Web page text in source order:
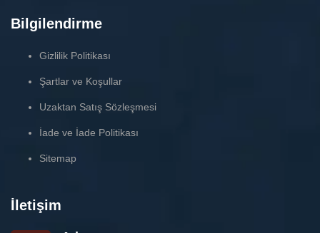
Bilgilendirme
Gizlilik Politikası
Şartlar ve Koşullar
Uzaktan Satış Sözleşmesi
İade ve İade Politikası
Sitemap
İletişim